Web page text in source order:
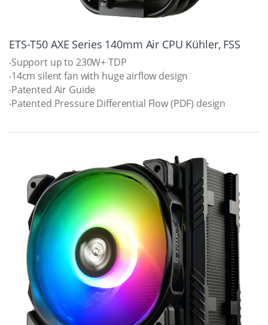
ETS-T50 AXE Series 140mm Air CPU Kühler, FSS
‧Support up to 230W+ TDP
‧14cm silent fan with huge airflow design
‧Patented Air Guide
‧Patented Pressure Differential Flow (PDF) design